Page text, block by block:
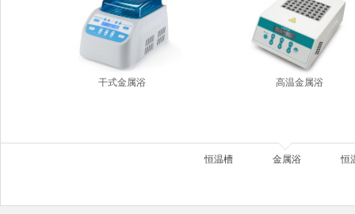
干式金属浴 高温金属浴
恒温槽 金属浴 恒